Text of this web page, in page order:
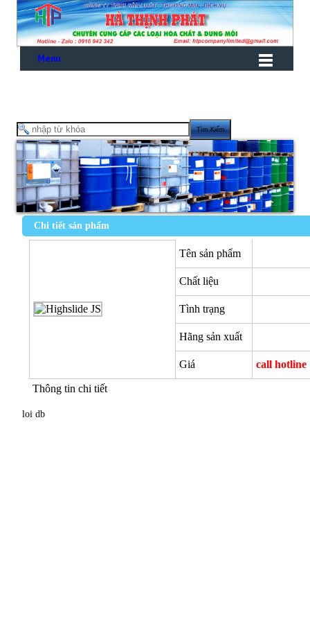
Menu
Chi tiết sản phẩm
Tên sản phẩm
Chất liệu
Tình trạng
Hãng sản xuất
Giá call hotline
Thông tin chi tiết
loi db